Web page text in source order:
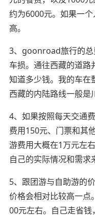
约为6000元。如果一
高。
3、goonroad旅行的总
车损。通往西藏的道路
知道多少钱。我的车在
西藏的内陆路线一般是
4、如果按照每天交通
费用150元、门票和其
游费用大概在1万元左
自己的实际情况和需求
5、跟团游与自助游的
价格会相对比较高一点
00元左右。自己走省